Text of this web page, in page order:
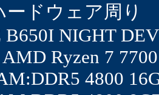
ードウェア周り
B650I NIGHT
Ryzen 7
4800